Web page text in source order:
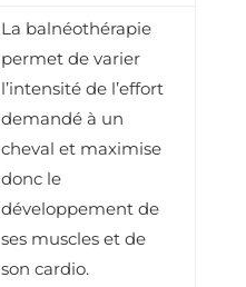
La balnéothérapie
permet de varier
l’intensité de l’effort
demandé à un
cheval et maximise
donc le
développement de
ses muscles et de
son cardio.